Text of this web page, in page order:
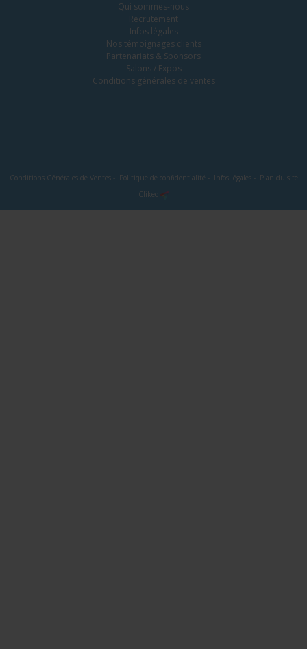
Qui sommes-nous
Recrutement
Infos légales
Nos témoignages clients
Partenariats & Sponsors
Salons / Expos
Conditions générales de ventes
Conditions Générales de Ventes- Politique de confidentialité - Infos légales- Plan du site
Clikeo